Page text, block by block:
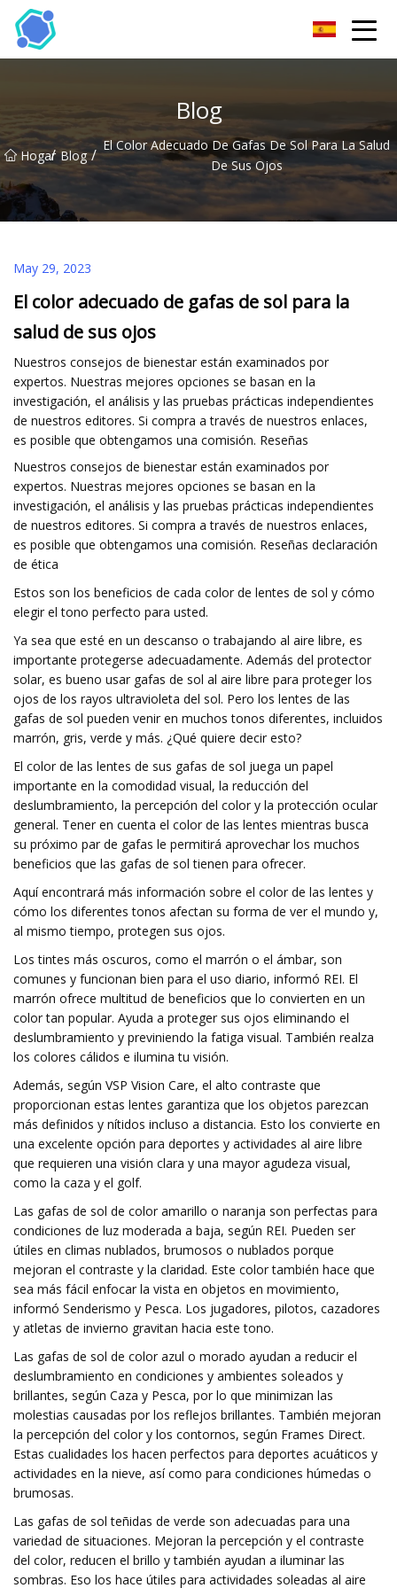
Blog
Hogar
/ Blog / El Color Adecuado De Gafas De Sol Para La Salud
De Sus Ojos
May 29, 2023
El color adecuado de gafas de sol para la
salud de sus ojos
Nuestros consejos de bienestar están examinados por
expertos. Nuestras mejores opciones se basan en la
investigación, el análisis y las pruebas prácticas independientes
de nuestros editores. Si compra a través de nuestros enlaces,
es posible que obtengamos una comisión. Reseñas
Nuestros consejos de bienestar están examinados por
expertos. Nuestras mejores opciones se basan en la
investigación, el análisis y las pruebas prácticas independientes
de nuestros editores. Si compra a través de nuestros enlaces,
es posible que obtengamos una comisión. Reseñas declaración
de ética
Estos son los beneficios de cada color de lentes de sol y cómo
elegir el tono perfecto para usted.
Ya sea que esté en un descanso o trabajando al aire libre, es
importante protegerse adecuadamente. Además del protector
solar, es bueno usar gafas de sol al aire libre para proteger los
ojos de los rayos ultravioleta del sol. Pero los lentes de las
gafas de sol pueden venir en muchos tonos diferentes, incluidos
marrón, gris, verde y más. ¿Qué quiere decir esto?
El color de las lentes de sus gafas de sol juega un papel
importante en la comodidad visual, la reducción del
deslumbramiento, la percepción del color y la protección ocular
general. Tener en cuenta el color de las lentes mientras busca
su próximo par de gafas le permitirá aprovechar los muchos
beneficios que las gafas de sol tienen para ofrecer.
Aquí encontrará más información sobre el color de las lentes y
cómo los diferentes tonos afectan su forma de ver el mundo y,
al mismo tiempo, protegen sus ojos.
Los tintes más oscuros, como el marrón o el ámbar, son
comunes y funcionan bien para el uso diario, informó REI. El
marrón ofrece multitud de beneficios que lo convierten en un
color tan popular. Ayuda a proteger sus ojos eliminando el
deslumbramiento y previniendo la fatiga visual. También realza
los colores cálidos e ilumina tu visión.
Además, según VSP Vision Care, el alto contraste que
proporcionan estas lentes garantiza que los objetos parezcan
más definidos y nítidos incluso a distancia. Esto los convierte en
una excelente opción para deportes y actividades al aire libre
que requieren una visión clara y una mayor agudeza visual,
como la caza y el golf.
Las gafas de sol de color amarillo o naranja son perfectas para
condiciones de luz moderada a baja, según REI. Pueden ser
útiles en climas nublados, brumosos o nublados porque
mejoran el contraste y la claridad. Este color también hace que
sea más fácil enfocar la vista en objetos en movimiento,
informó Senderismo y Pesca. Los jugadores, pilotos, cazadores
y atletas de invierno gravitan hacia este tono.
Las gafas de sol de color azul o morado ayudan a reducir el
deslumbramiento en condiciones y ambientes soleados y
brillantes, según Caza y Pesca, por lo que minimizan las
molestias causadas por los reflejos brillantes. También mejoran
la percepción del color y los contornos, según Frames Direct.
Estas cualidades los hacen perfectos para deportes acuáticos y
actividades en la nieve, así como para condiciones húmedas o
brumosas.
Las gafas de sol teñidas de verde son adecuadas para una
variedad de situaciones. Mejoran la percepción y el contraste
del color, reducen el brillo y también ayudan a iluminar las
sombras. Eso los hace útiles para actividades soleadas al aire